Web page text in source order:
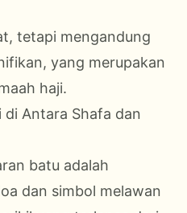
tetapi mengandung
yang merupakan
haji.
di Antara Shafa dan
batu adalah
dan simbol melawan